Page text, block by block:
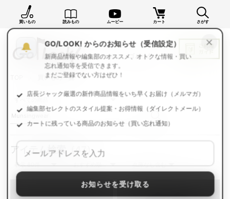
買いもの 読みもの ムービー カート さがす
買いもの一覧
アイテム検索（47）
×
GO/LOOK! からのお知らせ（受信設定）
新商品情報や編集部のオススメ、オトクな情報・買い
忘れ通知等を受信できます。
まだご登録でない方はぜひ！
店長ジャック厳選の新作商品情報をいち早くお届け（メルマガ）
編集部セレクトのスタイル提案・お得情報（ダイレクトメール）
カートに残っている商品のお知らせ（買い忘れ通知）
お知らせを受け取る